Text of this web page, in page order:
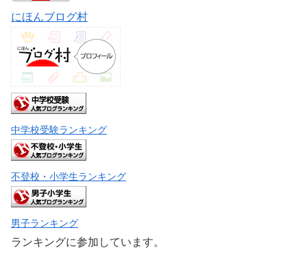
にほんブログ村
中学校受験ランキング
不登校・小学生ランキング
男子ランキング
ランキングに参加しています。